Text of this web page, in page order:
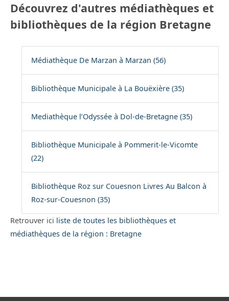
Découvrez d'autres médiathèques et
bibliothèques de la région Bretagne
Médiathèque De Marzan à Marzan (56)
Bibliothèque Municipale à La Bouëxière (35)
Mediathèque l’Odyssée à Dol-de-Bretagne (35)
Bibliothèque Municipale à Pommerit-le-Vicomte
(22)
Bibliothèque Roz sur Couesnon Livres Au Balcon à
Roz-sur-Couesnon (35)
Retrouver ici liste de toutes les bibliothèques et
médiathèques de la région : Bretagne